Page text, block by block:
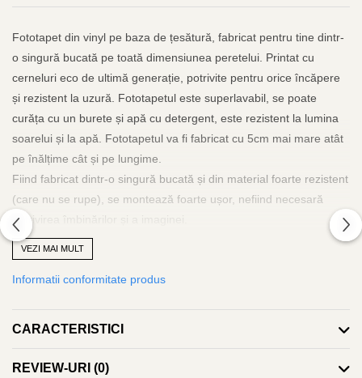
Fototapet din vinyl pe baza de țesătură, fabricat pentru tine dintr-
o singură bucată pe toată dimensiunea peretelui. Printat cu
cerneluri eco de ultimă generație, potrivite pentru orice încăpere
și rezistent la uzură. Fototapetul este superlavabil, se poate
curăța cu un burete și apă cu detergent, este rezistent la lumina
soarelui și la apă. Fototapetul va fi fabricat cu 5cm mai mare atât
pe înălțime cât și pe lungime.
Fiind fabricat dintr-o singură bucată și din material foarte rezistent
(care nu se rupe), se montează foarte ușor, nefiind necesară
potrivirea îmbinărilor și a imaginei.
Adezivul se va aplica doar pe perete, iar tapetul se va aplica pe
orizontală de la stânga la dreapta sau invers și se va scoate aerul
și surplusul de adeziv cu ajutorul unei lavete curate, rola de silicon
adeziv pastă la găleată, pentru tapet greu. Grosimea tapetului
VEZI MAI MULT
Informatii conformitate produs
CARACTERISTICI
REVIEW-URI (0)